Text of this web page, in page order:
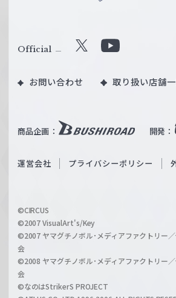
ル
W
ß
c
a
r
z
商品企画： 開発：
Official X
u
b
O
i
l
h
お問い合わせ 取り扱い店舗
運営会社 プライバシーポリシー
©CIRCUS
©2007 VisualArt's/Key
©2007 ヤマグチノボル･メディアファクトリー
会
©2008 ヤマグチノボル･メディアファクトリー
会
©なのはStrikerS PROJECT